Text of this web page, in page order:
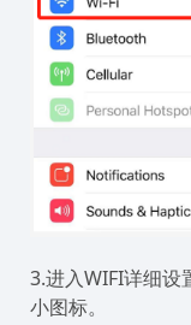
3.进入WIFI详细设
小图标。